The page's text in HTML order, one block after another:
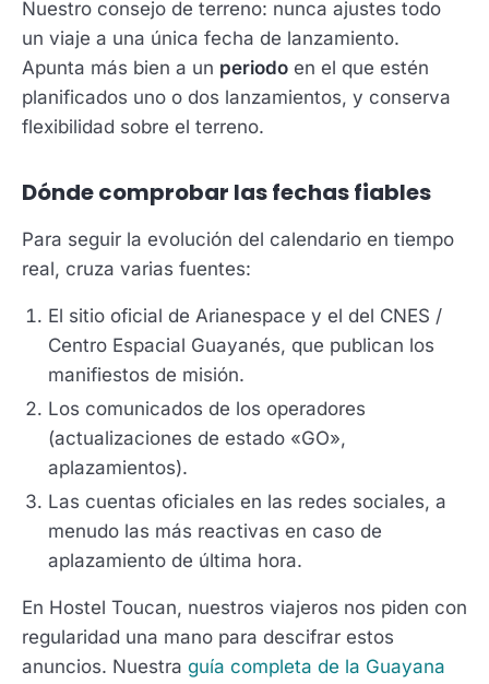
Nuestro consejo de terreno: nunca ajustes todo
un viaje a una única fecha de lanzamiento.
Apunta más bien a un periodo en el que estén
planificados uno o dos lanzamientos, y conserva
flexibilidad sobre el terreno.
Dónde comprobar las fechas fiables
Para seguir la evolución del calendario en tiempo
real, cruza varias fuentes:
El sitio oficial de Arianespace y el del CNES /
Centro Espacial Guayanés, que publican los
manifiestos de misión.
Los comunicados de los operadores
(actualizaciones de estado «GO»,
aplazamientos).
Las cuentas oficiales en las redes sociales, a
menudo las más reactivas en caso de
aplazamiento de última hora.
En Hostel Toucan, nuestros viajeros nos piden con
regularidad una mano para descifrar estos
anuncios. Nuestra guía completa de la Guayana